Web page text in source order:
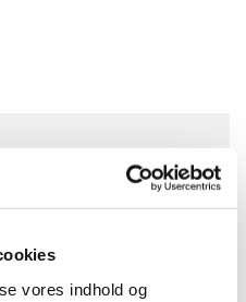
vores indhold og
i hovedkål
på tværs af grænser